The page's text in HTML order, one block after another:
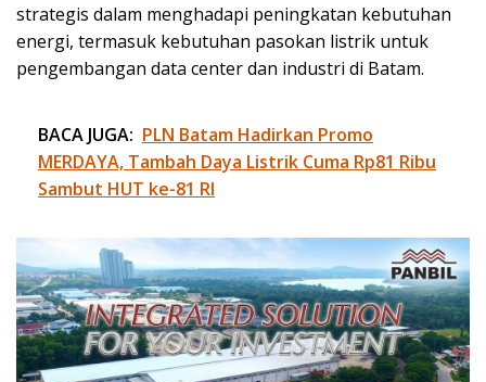
strategis dalam menghadapi peningkatan kebutuhan
energi, termasuk kebutuhan pasokan listrik untuk
pengembangan data center dan industri di Batam.
BACA JUGA: PLN Batam Hadirkan Promo
MERDAYA, Tambah Daya Listrik Cuma Rp81 Ribu
Sambut HUT ke-81 RI